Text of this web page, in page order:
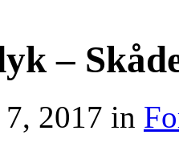
–
7, 2017 in